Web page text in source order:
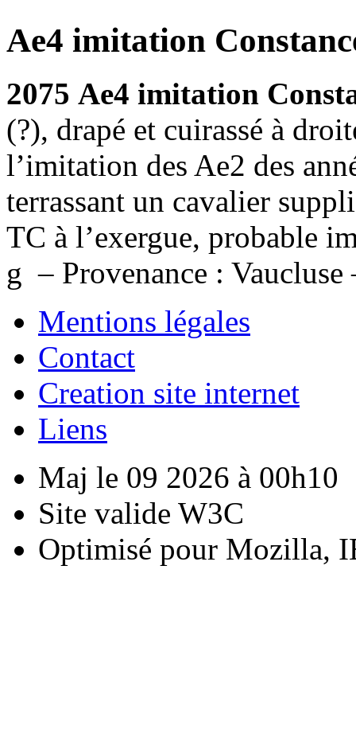
Ae4 imitation
2075 Ae4 imitation
(?), drapé et cuirassé à
l’imitation des Ae2 des
terrassant un cavalier
TC à l’exergue, probable
g – Provenance :
Mentions légales
Contact
Creation site internet
Liens
Maj le 09 2026 à 00h10
Site valide W3C
Optimisé pour Mozilla,